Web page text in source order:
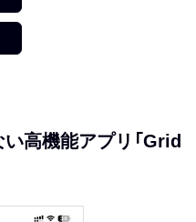
高機能アプリ「Grid